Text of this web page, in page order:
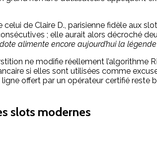
de Claire D., parisienne fidèle aux
; elle aurait alors décroché
alimente encore aujourd’hui la
ne modifie réellement l’algorithme
si elles sont utilisées comme
offert par un opérateur certifié reste
slots modernes